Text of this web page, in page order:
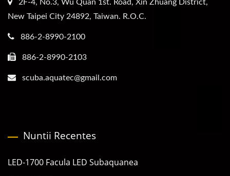
2F-4, No.3, Wu Quan 1st. Road, Xin Zhuang District,
New Taipei City 24892, Taiwan. R.O.C.
886-2-8990-2100
886-2-8990-2103
scuba.aquatec@gmail.com
Nuntii Recentes
LED-1700 Facula LED Subaquanea